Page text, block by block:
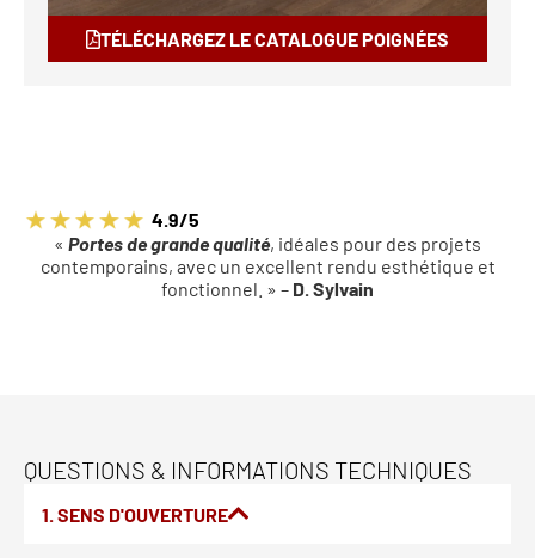
TÉLÉCHARGEZ LE CATALOGUE POIGNÉES
4.9/5
« Portes de grande qualité, idéales pour des projets
contemporains, avec un excellent rendu esthétique et
fonctionnel. » – D. Sylvain
QUESTIONS & INFORMATIONS TECHNIQUES
1. SENS D'OUVERTURE